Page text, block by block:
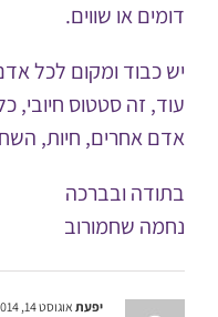
דומים או שווים.
יש כבוד ומקום לכל
עוד, זה סטטוס חיובי,
אדם אחרים, חיות,
בתודה ובברכה
נחמה שחמורוב
יפעת אוגוסט 14, 2014 , 6:20 pm